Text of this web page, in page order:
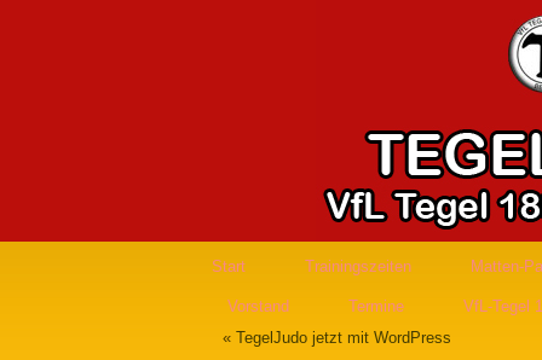
Start Trainingszeiten Matten-
Vorstand Termine
VfL-Tegel
« TegelJudo jetzt mit WordPress